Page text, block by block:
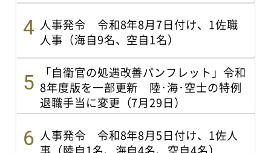
人事発令 令和8年8月7日付け、1佐職
人事（海自9名、空自1名）
「自衛官の処遇改善パンフレット」令和
8年度版を一部更新 陸･海･空士の特例
退職手当に変更（7月29日）
人事発令 令和8年8月5日付け、1佐人